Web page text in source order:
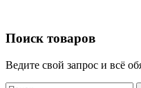
Поиск товаров
Ведите свой запрос и всё